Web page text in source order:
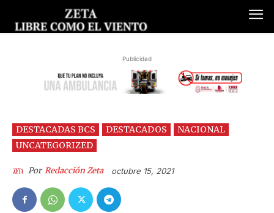
Publicidad
DESTACADAS BCS DESTACADOS
NACIONAL
UNCATEGORIZED
Por Redacción Zeta octubre 15, 2021